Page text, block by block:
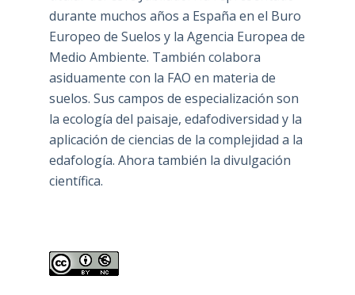
durante muchos años a España en el Buro
Europeo de Suelos y la Agencia Europea de
Medio Ambiente. También colabora
asiduamente con la FAO en materia de
suelos. Sus campos de especialización son
la ecología del paisaje, edafodiversidad y la
aplicación de ciencias de la complejidad a la
edafología. Ahora también la divulgación
científica.